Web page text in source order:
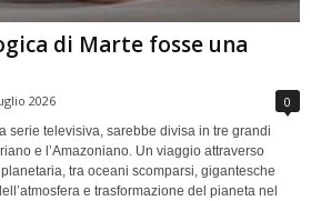
di Marte fosse una
2026 0
serie televisiva, sarebbe divisa in tre grandi
e l’Amazoniano. Un viaggio attraverso
tra oceani scomparsi, gigantesche
e trasformazione del pianeta nel